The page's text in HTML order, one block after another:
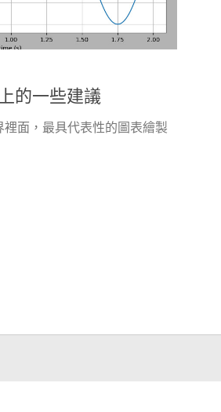
的一些建議
面，最具代表性的圖表繪製